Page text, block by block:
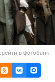
в фотобанк